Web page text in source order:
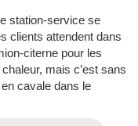
station-service se
clients attendent dans
citerne pour les
mais c’est sans
cavale dans le